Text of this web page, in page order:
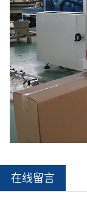
在线留言